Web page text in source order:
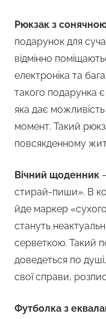
Рюкзак з
подарунок для
відмінно
електроніка та
такого подарунка
яка дає
момент. Такий
повсякденному
Вічний щоденник
стирай-пиши». В
йде маркер
стануть
серветкою. Такий
доведеться по
свої справи,
Футболка з